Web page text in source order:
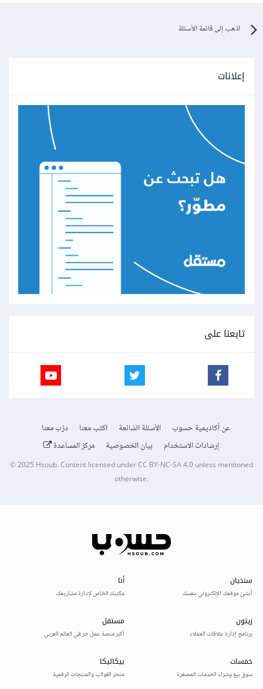
اذهب إلى قائمة الأسئلة
إعلانات
تابعنا على
عن أكاديمية حسوب الأسئلة الشائعة اكتب معنا
درّب معنا
إرشادات الاستخدام
بيان الخصوصية مركز المساعدة
© 2025Hsoub.Content licensed underCC BY-NC-SA 4.0unless mentioned
otherwise.